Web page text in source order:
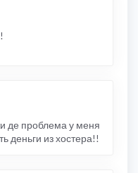
де проблема у меня
деньги из хостера!!